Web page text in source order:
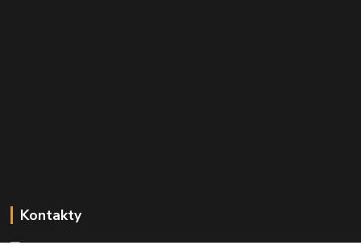
Kontakty